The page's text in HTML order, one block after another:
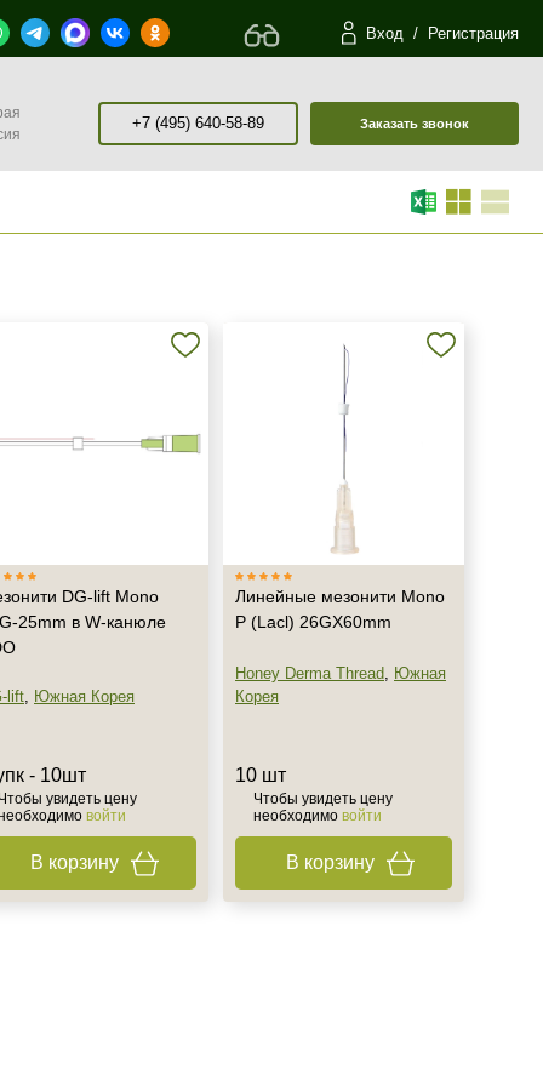
Вход / Регистрация
+7 (495) 640-58-89 Заказать звонок
DG-lift Mono
25mm в W-канюле
lift, Южная Корея
- 10шт
Чтобы увидеть цену
войти
В корзину
Линейные мезонити Mono
P (Lacl) 26GX60mm
Honey Derma Thread, Южная
Корея
10 шт
Чтобы увидеть цену
необходимо войти
В корзину